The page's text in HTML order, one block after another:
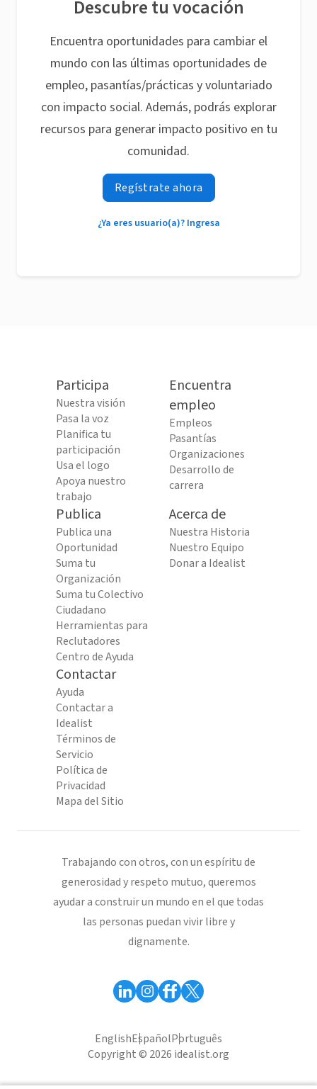
Descubre tu vocación
Encuentra oportunidades para cambiar el
mundo con las últimas oportunidades de
empleo, pasantías/prácticas y voluntariado
con impacto social. Además, podrás explorar
recursos para generar impacto positivo en tu
comunidad.
Regístrate ahora
¿Ya eres usuario(a)? Ingresa
Participa
Nuestra visión
Pasa la voz
Planifica tu
participación
Usa el logo
Apoya nuestro
trabajo
Encuentra
empleo
Empleos
Pasantías
Organizaciones
Desarrollo de
carrera
Publica
Publica una
Oportunidad
Suma tu
Organización
Suma tu Colectivo
Ciudadano
Herramientas para
Reclutadores
Centro de Ayuda
Acerca de
Nuestra Historia
Nuestro Equipo
Donar a Idealist
Contactar
Ayuda
Contactar a
Idealist
Términos de
Servicio
Política de
Privacidad
Mapa del Sitio
Trabajando con otros, con un espíritu de
generosidad y respeto mutuo, queremos
ayudar a construir un mundo en el que todas
las personas puedan vivir libre y
dignamente.
EnglishEspañolPortuguês
Copyright © 2026 idealist.org